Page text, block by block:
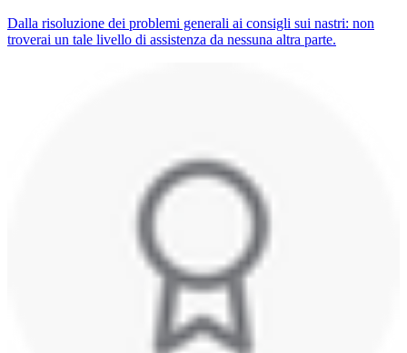
Dalla risoluzione dei problemi generali ai consigli sui nastri: non
troverai un tale livello di assistenza da nessuna altra parte.